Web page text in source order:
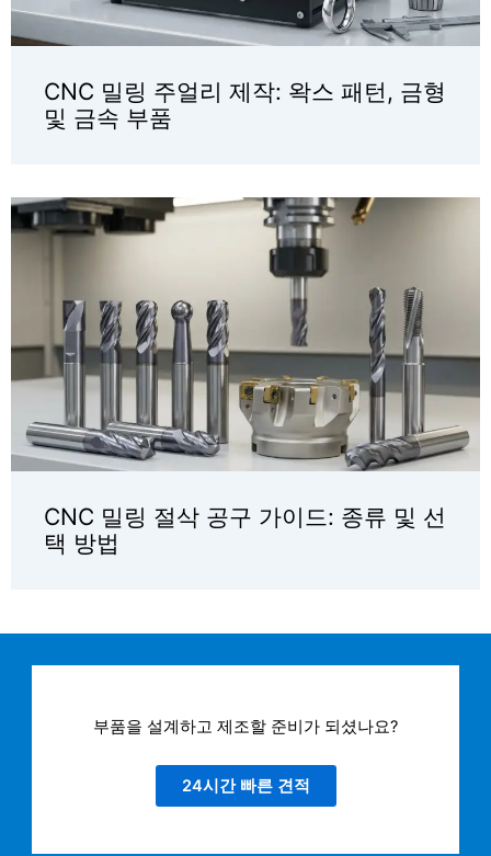
CNC 밀링 주얼리 제작: 왁스 패턴, 금형
및 금속 부품
CNC 밀링 절삭 공구 가이드: 종류 및 선
택 방법
부품을 설계하고 제조할 준비가 되셨나요?
24시간 빠른 견적